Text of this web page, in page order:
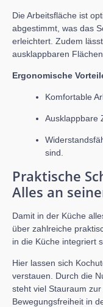
Die Arbeitsfläche ist
abgestimmt, was das
erleichtert. Zudem
ausklappbaren
Ergonomische
Komfortable
Ausklappbare
sind.
Praktische
Alles an
Damit in der Küche
über zahlreiche
in die Küche integriert
Hier lassen sich
verstauen. Durch die
steht viel Stauraum
Bewegungsfreiheit in